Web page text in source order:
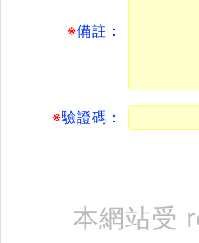
※備註：
※驗證碼：
本網站受